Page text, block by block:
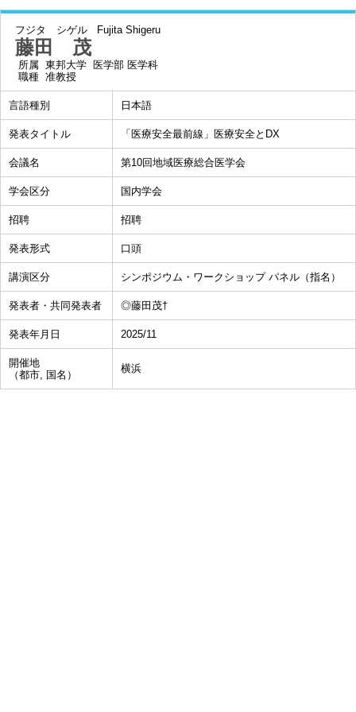
フジタ シゲル Fujita Shigeru
藤田 茂
所属 東邦大学 医学部 医学科
職種 准教授
言語種別 日本語
発表タイトル 「医療安全最前線」医療安全とDX
会議名 第10回地域医療総合医学会
学会区分 国内学会
招聘 招聘
発表形式 口頭
講演区分 シンポジウム・ワークショップ パネル（指名）
発表者・共同発表者 ◎藤田茂†
発表年月日 2025/11
開催地
（都市, 国名）
横浜